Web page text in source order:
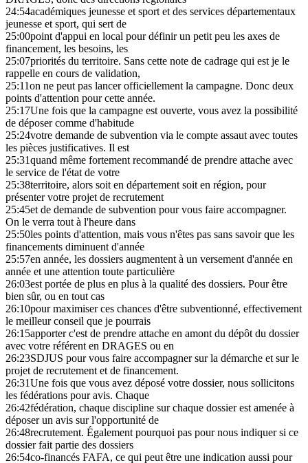
24:54académiques jeunesse et sport et des services départementaux
jeunesse et sport, qui sert de
25:00point d'appui en local pour définir un petit peu les axes de
financement, les besoins, les
25:07priorités du territoire. Sans cette note de cadrage qui est je le
rappelle en cours de validation,
25:11on ne peut pas lancer officiellement la campagne. Donc deux
points d'attention pour cette année.
25:17Une fois que la campagne est ouverte, vous avez la possibilité
de déposer comme d'habitude
25:24votre demande de subvention via le compte assaut avec toutes
les pièces justificatives. Il est
25:31quand même fortement recommandé de prendre attache avec
le service de l'état de votre
25:38territoire, alors soit en département soit en région, pour
présenter votre projet de recrutement
25:45et de demande de subvention pour vous faire accompagner.
On le verra tout à l'heure dans
25:50les points d'attention, mais vous n'êtes pas sans savoir que les
financements diminuent d'année
25:57en année, les dossiers augmentent à un versement d'année en
année et une attention toute particulière
26:03est portée de plus en plus à la qualité des dossiers. Pour être
bien sûr, ou en tout cas
26:10pour maximiser ces chances d'être subventionné, effectivement
le meilleur conseil que je pourrais
26:15apporter c'est de prendre attache en amont du dépôt du dossier
avec votre référent en DRAGES ou en
26:23SDJUS pour vous faire accompagner sur la démarche et sur le
projet de recrutement et de financement.
26:31Une fois que vous avez déposé votre dossier, nous sollicitons
les fédérations pour avis. Chaque
26:42fédération, chaque discipline sur chaque dossier est amenée à
déposer un avis sur l'opportunité de
26:48recrutement. Également pourquoi pas pour nous indiquer si ce
dossier fait partie des dossiers
26:54co-financés FAFA, ce qui peut être une indication aussi pour